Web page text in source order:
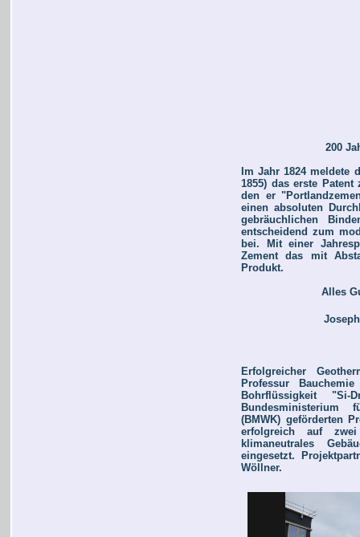
200
Im Jahr 1824 meldete
1855) das erste
den er
einen absoluten
gebräuchlichen
entscheidend zum
bei. Mit einer
Zement das mit
Produkt.
Alles
Erfolgreicher
Professur
Bohrflüssigkeit
Bundesministerium
(BMWK) geförderten
erfolgreich auf zwei
klimaneutrales
eingesetzt.
Wöllner.